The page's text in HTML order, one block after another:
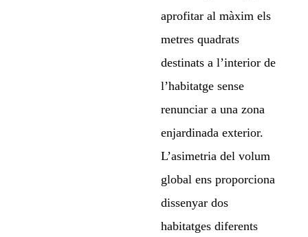
aprofitar al màxim els
metres quadrats
destinats a l’interior de
l’habitatge sense
renunciar a una zona
enjardinada exterior.
L’asimetria del volum
global ens proporciona
dissenyar dos
habitatges diferents